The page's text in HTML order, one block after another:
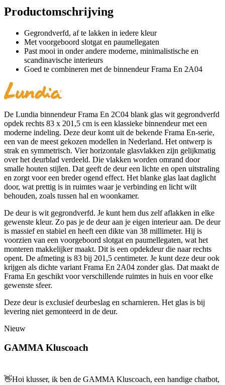
Productomschrijving
Gegrondverfd, af te lakken in iedere kleur
Met voorgeboord slotgat en paumellegaten
Past mooi in onder andere moderne, minimalistische en
scandinavische interieurs
Goed te combineren met de binnendeur Frama En 2A04
De Lundia binnendeur Frama En 2C04 blank glas wit gegrondverfd
opdek rechts 83 x 201,5 cm is een klassieke binnendeur met een
moderne indeling. Deze deur komt uit de bekende Frama En-serie,
een van de meest gekozen modellen in Nederland. Het ontwerp is
strak en symmetrisch. Vier horizontale glasvlakken zijn gelijkmatig
over het deurblad verdeeld. Die vlakken worden omrand door
smalle houten stijlen. Dat geeft de deur een lichte en open uitstraling
en zorgt voor een breder ogend effect. Het blanke glas laat daglicht
door, wat prettig is in ruimtes waar je verbinding en licht wilt
behouden, zoals tussen hal en woonkamer.
De deur is wit gegrondverfd. Je kunt hem dus zelf aflakken in elke
gewenste kleur. Zo pas je de deur aan je eigen interieur aan. De deur
is massief en stabiel en heeft een dikte van 38 millimeter. Hij is
voorzien van een voorgeboord slotgat en paumellegaten, wat het
monteren makkelijker maakt. Dit is een opdekdeur die naar rechts
opent. De afmeting is 83 bij 201,5 centimeter. Je kunt deze deur ook
krijgen als dichte variant Frama En 2A04 zonder glas. Dat maakt de
Frama En geschikt voor verschillende ruimtes in huis en voor elke
gewenste sfeer.
Deze deur is exclusief deurbeslag en scharnieren. Het glas is bij
levering niet gemonteerd in de deur.
Nieuw
GAMMA Kluscoach
👋Hoi klusser, ik ben de GAMMA Kluscoach, een handige chatbot,